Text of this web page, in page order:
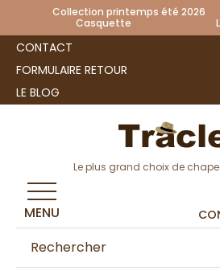
Collection printemps été
Casquette La
CONTACT
FORMULAIRE RETOUR
LE BLOG
Le plus grand choix de
MENU